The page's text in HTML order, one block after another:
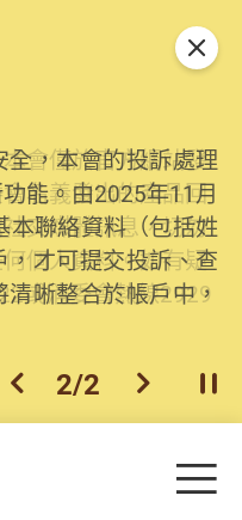
會僅於官方網站發
名義發出的產品回
交媒體訊息，切勿
個人資料。如有疑
或消委會熱線2929
，本會的投訴處理
能。由2025年11月
本聯絡資料（包括姓
才可提交投訴、查
晰整合於帳戶中，
上一個
2/2 下一個開
關閉
目